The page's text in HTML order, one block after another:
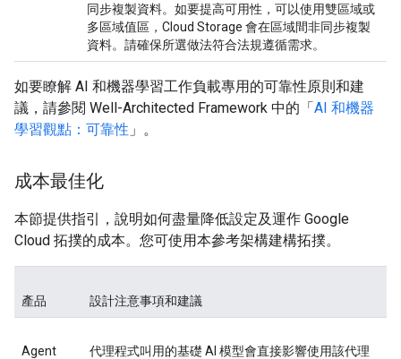
同步複製資料。如要提高可用性，可以使用雙區域或
多區域值區，Cloud Storage 會在區域間非同步複製
資料。請確保所選做法符合法規遵循需求。
如要瞭解 AI 和機器學習工作負載專用的可靠性原則和建
議，請參閱 Well-Architected Framework 中的「 AI 和機器
學習觀點：可靠性 」。
成本最佳化
本節提供指引，說明如何盡量降低設定及運作 Google
Cloud 拓撲的成本。您可使用本參考架構建構拓撲。
產品 設計注意事項和建議
Agent 代理程式叫用的基礎 AI 模型會直接影響使用該代理